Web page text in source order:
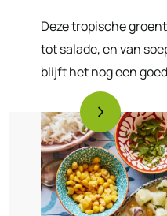
Deze tropische
tot salade, en van
blijft het nog een